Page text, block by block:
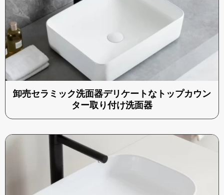
卸売セラミック洗面器デリケートなトップカウン
ター取り付け洗面器